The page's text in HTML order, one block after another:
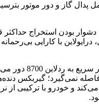
پدال گاز و دور موتور
دشوار بودن استخراج
درایولاین با کارایی
سوزن دور موتور
آن فاصله نمی‌گیرد؛ گیربکس
و خودرو با ترکیبی